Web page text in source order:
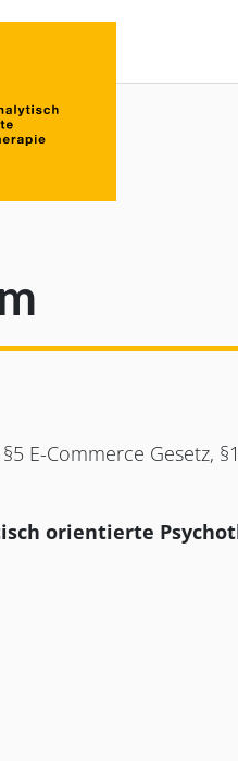
E-Commerce Gesetz,
orientierte